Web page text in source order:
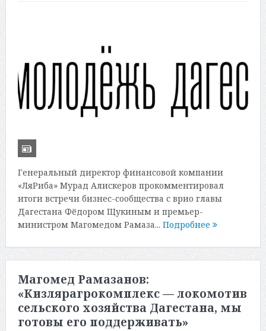
Генеральный директор финансовой компании
«ЛяРиба» Мурад Алискеров прокомментировал
итоги встречи бизнес-сообщества с врио главы
Дагестана Фёдором Щукиным и премьер-
министром Магомедом Рамаза... Подробнее
Магомед Рамазанов:
«Кизлярагрокомплекс — локомотив
сельского хозяйства Дагестана, мы
готовы его поддерживать»